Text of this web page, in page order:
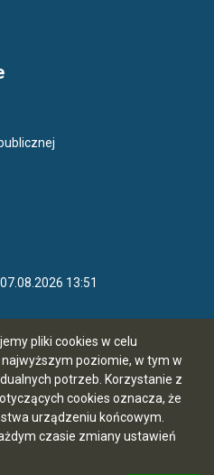
pliki cookies w celu
poziomie, w tym w
potrzeb. Korzystanie z
cookies oznacza, że
urządzeniu końcowym.
czasie zmiany ustawień
13:51